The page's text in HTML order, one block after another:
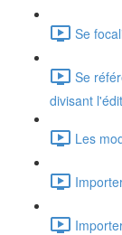
Se
Se
divisant
Les